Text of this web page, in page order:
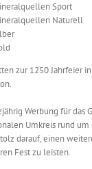
Sport
Naturell
zur 1250 Jahrfeier
Werbung für das
Umkreis rund
darauf, einen
Fest zu leisten.